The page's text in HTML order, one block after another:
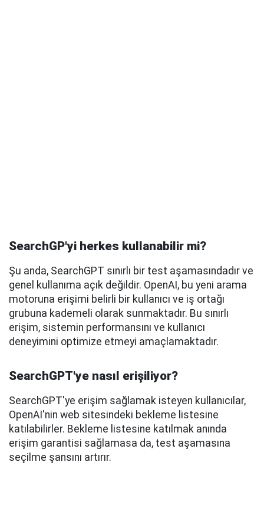
SearchGP'yi herkes kullanabilir mi?
Şu anda, SearchGPT sınırlı bir test aşamasındadır ve
genel kullanıma açık değildir. OpenAI, bu yeni arama
motoruna erişimi belirli bir kullanıcı ve iş ortağı
grubuna kademeli olarak sunmaktadır. Bu sınırlı
erişim, sistemin performansını ve kullanıcı
deneyimini optimize etmeyi amaçlamaktadır.
SearchGPT'ye nasıl erişiliyor?
SearchGPT'ye erişim sağlamak isteyen kullanıcılar,
OpenAI'nin web sitesindeki bekleme listesine
katılabilirler. Bekleme listesine katılmak anında
erişim garantisi sağlamasa da, test aşamasına
seçilme şansını artırır.